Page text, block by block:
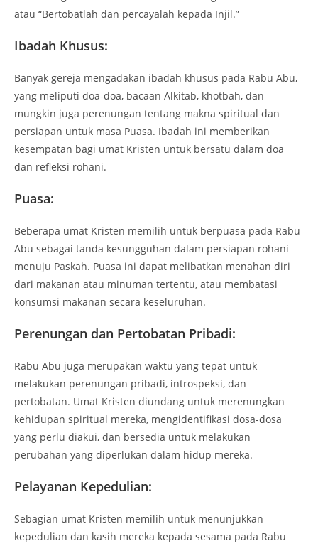
atau “Bertobatlah dan percayalah kepada Injil.”
Ibadah Khusus:
Banyak gereja mengadakan ibadah khusus pada Rabu Abu,
yang meliputi doa-doa, bacaan Alkitab, khotbah, dan
mungkin juga perenungan tentang makna spiritual dan
persiapan untuk masa Puasa. Ibadah ini memberikan
kesempatan bagi umat Kristen untuk bersatu dalam doa
dan refleksi rohani.
Puasa:
Beberapa umat Kristen memilih untuk berpuasa pada Rabu
Abu sebagai tanda kesungguhan dalam persiapan rohani
menuju Paskah. Puasa ini dapat melibatkan menahan diri
dari makanan atau minuman tertentu, atau membatasi
konsumsi makanan secara keseluruhan.
Perenungan dan Pertobatan Pribadi:
Rabu Abu juga merupakan waktu yang tepat untuk
melakukan perenungan pribadi, introspeksi, dan
pertobatan. Umat Kristen diundang untuk merenungkan
kehidupan spiritual mereka, mengidentifikasi dosa-dosa
yang perlu diakui, dan bersedia untuk melakukan
perubahan yang diperlukan dalam hidup mereka.
Pelayanan Kepedulian:
Sebagian umat Kristen memilih untuk menunjukkan
kepedulian dan kasih mereka kepada sesama pada Rabu